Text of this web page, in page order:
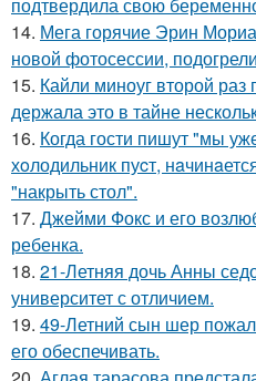
подтвердила свою
14. Мега горячие Эрин
новой фотосессии,
15. Кайли миноуг второй раз
держала это в тайне
16. Когда гости пишут "мы
хoлодильник пуcт,
"накрыть стол".
17. Джейми Фокс и его
ребенка.
18. 21-Летняя дочь Анны
университет с отличием.
19. 49-Летний сын шер
его обеспечивать.